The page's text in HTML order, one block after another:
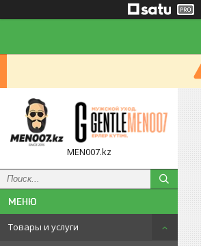
MEN007.kz
Товары и услуги